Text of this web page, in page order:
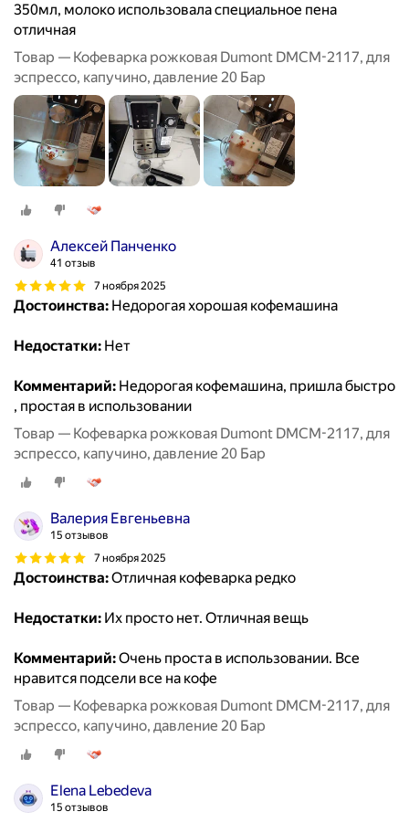
350мл, молоко использовала специальное пена
отличная
Товар — Кофеварка рожковая Dumont DMCM-2117, для
эспрессо, капучино, давление 20 Бар
Алексей Панченко
41 отзыв
7 ноября 2025
Достоинства: Недорогая хорошая кофемашина
Недостатки: Нет
Комментарий: Недорогая кофемашина, пришла быстро
, простая в использовании
Товар — Кофеварка рожковая Dumont DMCM-2117, для
эспрессо, капучино, давление 20 Бар
Валерия Евгеньевна
15 отзывов
7 ноября 2025
Достоинства:Отличная кофеварка редко
Недостатки: Их просто нет. Отличная вещь
Комментарий:Очень проста в использовании. Все
нравится подсели все на кофе
Товар — Кофеварка рожковая Dumont DMCM-2117, для
эспрессо, капучино, давление 20 Бар
Elena Lebedeva
15 отзывов